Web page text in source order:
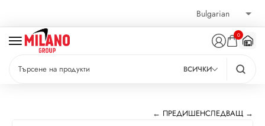
0
ВСИЧКИ
← ПРЕДИШЕНСЛЕДВАЩ →